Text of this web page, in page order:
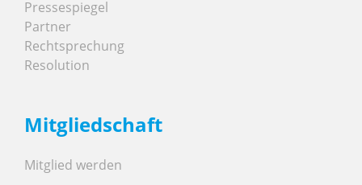
Pressespiegel
Partner
Rechtsprechung
Resolution
Mitgliedschaft
Mitglied werden